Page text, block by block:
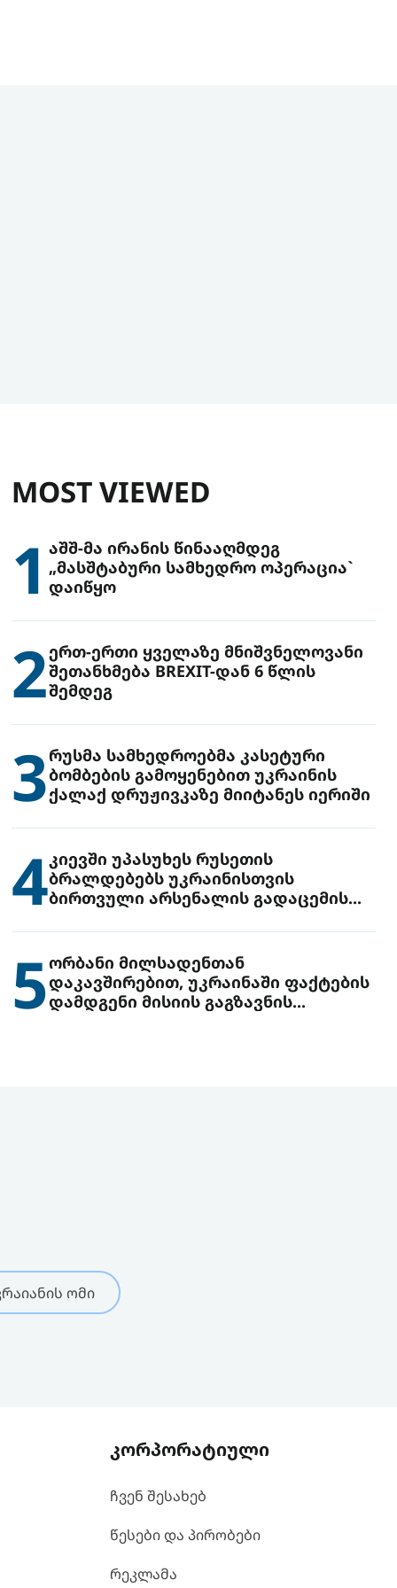
MOST VIEWED
1აშშ-მა ირანის წინააღმდეგ
„მასშტაბური სამხედრო ოპერაცია`
დაიწყო
2ერთ-ერთი ყველაზე მნიშვნელოვანი
შეთანხმება BREXIT-დან 6 წლის
შემდეგ
3რუსმა სამხედროებმა კასეტური
ბომბების გამოყენებით უკრაინის
ქალაქ დრუჟივკაზე მიიტანეს იერიში
4კიევში უპასუხეს რუსეთის
ბრალდებებს უკრაინისთვის
ბირთვული არსენალის გადაცემის
5ორბანი მილსადენთან
დაკავშირებით, უკრაინაში ფაქტების
დამდგენი მისიის გაგზავნის
ომი
კორპორატიული
ჩვენ შესახებ
წესები და პირობები
რეკლამა